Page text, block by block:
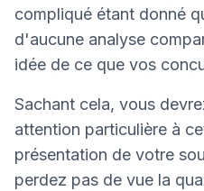
compliqué étant donné
d'aucune analyse
idée de ce que vos
Sachant cela, vous
attention particulière à
présentation de votre
perdez pas de vue la